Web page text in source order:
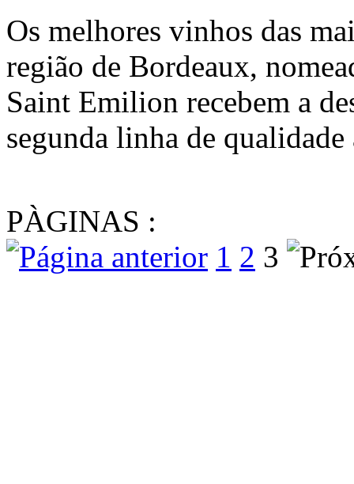
Os melhores vinhos das
região de Bordeaux,
Saint Emilion recebem a
segunda linha de
PÀGINAS :
1 2 3